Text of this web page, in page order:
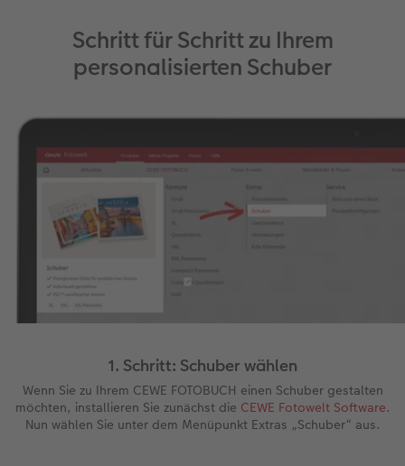
Schritt für Schritt zu Ihrem
personalisierten Schuber
1. Schritt: Schuber wählen
Wenn Sie zu Ihrem CEWE FOTOBUCH einen Schuber gestalten
möchten, installieren Sie zunächst die CEWE Fotowelt Software.
Nun wählen Sie unter dem Menüpunkt Extras „Schuber“ aus.